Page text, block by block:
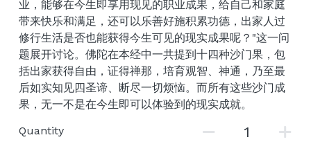
业，能够在今生即享用现见的职业成果，给自己和家庭
带来快乐和满足，还可以乐善好施积累功德，出家人过
修行生活是否也能获得今生可见的现实成果呢？"这一问
题展开讨论。佛陀在本经中一共提到十四种沙门果，包
括出家获得自由，证得禅那，培育观智、神通，乃至最
后如实知见四圣谛、断尽一切烦恼。而所有这些沙门成
果，无一不是在今生即可以体验到的现实成就。
Quantity